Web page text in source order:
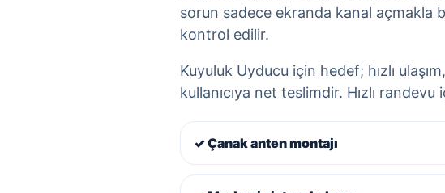
sorun sadece ekranda kanal açmakla
kontrol edilir.
Kuyuluk Uyducu için hedef; hızlı
kullanıcıya net teslimdir. Hızlı
✓ Çanak anten montajı